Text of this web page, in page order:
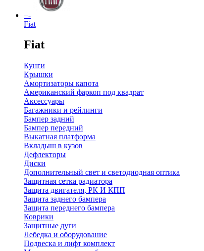
+-
Fiat
Fiat
Кунги
Крышки
Амортизаторы капота
Американский фаркоп под квадрат
Аксессуары
Багажники и рейлинги
Бампер задний
Бампер передний
Выкатная платформа
Вкладыш в кузов
Дефлекторы
Диски
Дополнительный свет и светодиодная оптика
Защитная сетка радиатора
Защита двигателя, РК И КПП
Защита заднего бампера
Защита переднего бампера
Коврики
Защитные дуги
Лебедка и оборудование
Подвеска и лифт комплект